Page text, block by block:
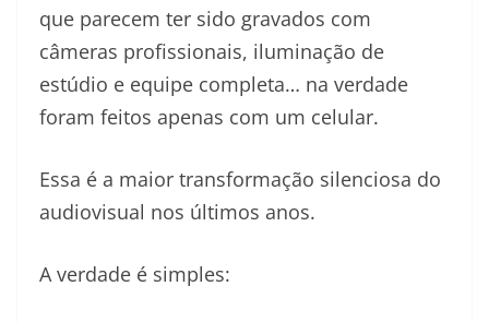
que parecem ter sido gravados com
câmeras profissionais, iluminação de
estúdio e equipe completa… na verdade
foram feitos apenas com um celular.
Essa é a maior transformação silenciosa do
audiovisual nos últimos anos.
A verdade é simples: